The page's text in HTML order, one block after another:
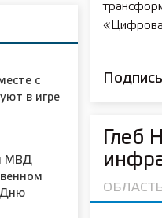
с
в игре
МВД
Дню
Глеб